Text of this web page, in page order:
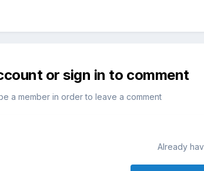
or sign in to comment
a member in order to leave a comment
Already